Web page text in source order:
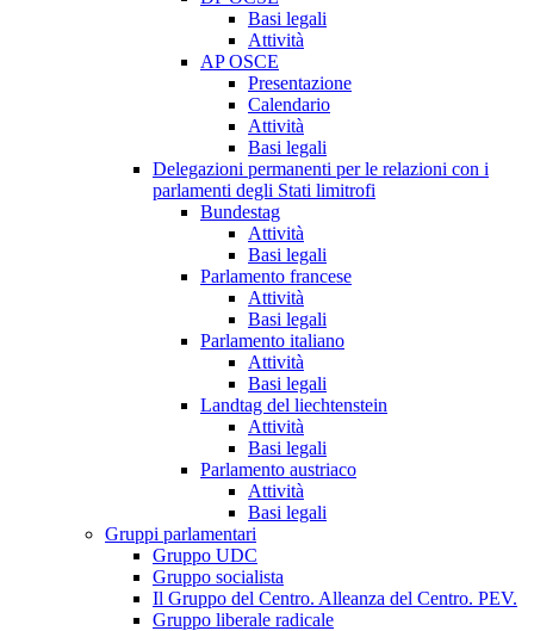
Basi legali
Attività
AP OSCE
Presentazione
Calendario
Attività
Basi legali
Delegazioni permanenti per le relazioni con i
parlamenti degli Stati limitrofi
Bundestag
Attività
Basi legali
Parlamento francese
Attività
Basi legali
Parlamento italiano
Attività
Basi legali
Landtag del liechtenstein
Attività
Basi legali
Parlamento austriaco
Attività
Basi legali
Gruppi parlamentari
Gruppo UDC
Gruppo socialista
Il Gruppo del Centro. Alleanza del Centro. PEV.
Gruppo liberale radicale